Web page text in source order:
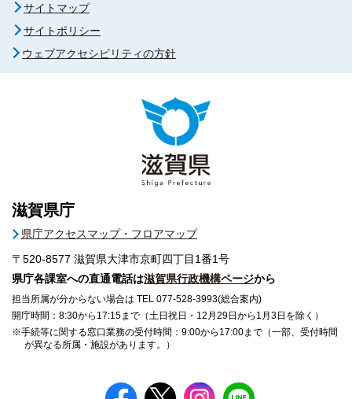
サイトマップ
サイトポリシー
ウェブアクセシビリティの方針
滋賀県庁
県庁アクセスマップ・フロアマップ
〒520-8577 滋賀県大津市京町四丁目1番1号
県庁各課室への直通電話は滋賀県行政機構ページから
担当所属が分からない場合は TEL 077-528-3993(総合案内)
開庁時間：8:30から17:15まで（土日祝日・12月29日から1月3日を除く）
※手続等に関する窓口業務の受付時間：9:00から17:00まで（一部、受付時間
が異なる所属・施設があります。）